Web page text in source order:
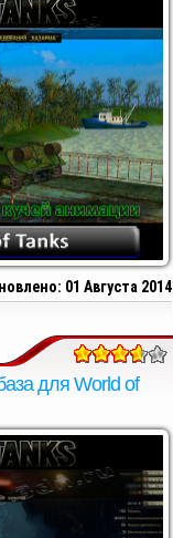
01 Августа 2014
для World of